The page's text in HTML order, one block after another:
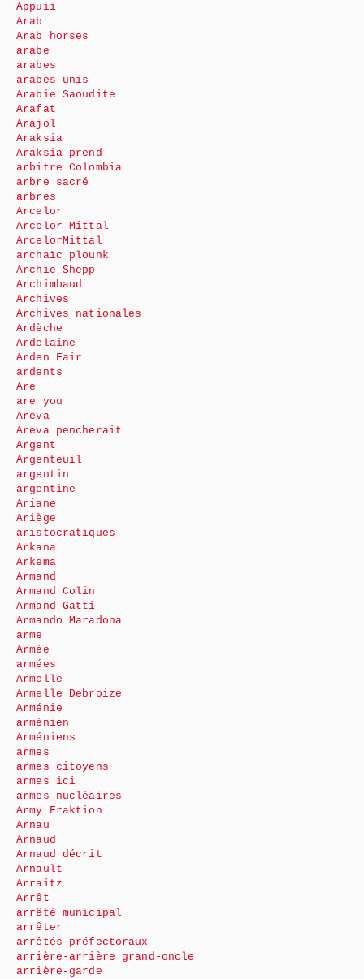
Appuii
Arab
Arab horses
arabe
arabes
arabes unis
Arabie Saoudite
Arafat
Arajol
Araksia
Araksia prend
arbitre Colombia
arbre sacré
arbres
Arcelor
Arcelor Mittal
ArcelorMittal
archaïc plounk
Archie Shepp
Archimbaud
Archives
Archives nationales
Ardèche
Ardelaine
Arden Fair
ardents
Are
are you
Areva
Areva pencherait
Argent
Argenteuil
argentin
argentine
Ariane
Ariège
aristocratiques
Arkana
Arkema
Armand
Armand Colin
Armand Gatti
Armando Maradona
arme
Armée
armées
Armelle
Armelle Debroize
Arménie
arménien
Arméniens
armes
armes citoyens
armes ici
armes nucléaires
Army Fraktion
Arnau
Arnaud
Arnaud décrit
Arnault
Arraitz
Arrêt
arrêté municipal
arrêter
arrêtés préfectoraux
arrière-arrière grand-oncle
arrière-garde